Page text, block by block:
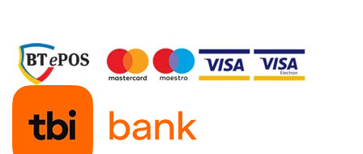
Stalpi retele electrice
Scule de mana si unelte
Sisteme de incalzire
Automatizari
Montaj